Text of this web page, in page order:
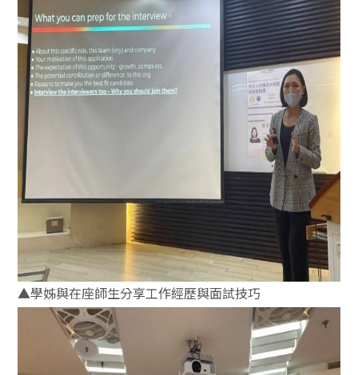
▲學姊與在座師生分享工作經歷與面試技巧